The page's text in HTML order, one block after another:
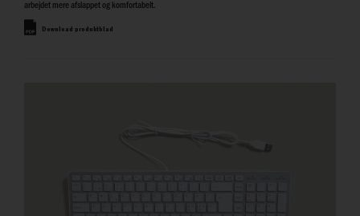
arbejdet mere afslappet og komfortabelt.
Download produktblad